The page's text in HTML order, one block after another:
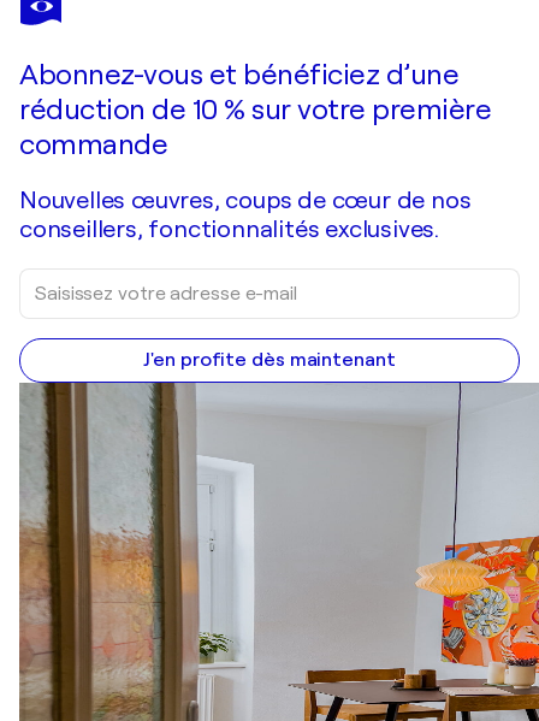
Irises
Abonnez-vous et bénéficiez d’une
réduction de 10 % sur votre première
commande
Nouvelles œuvres, coups de cœur de nos
conseillers, fonctionnalités exclusives.
J'en profite dès maintenant